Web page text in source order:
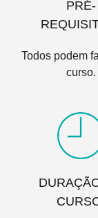
PRÉ-
Todos podem
curso.